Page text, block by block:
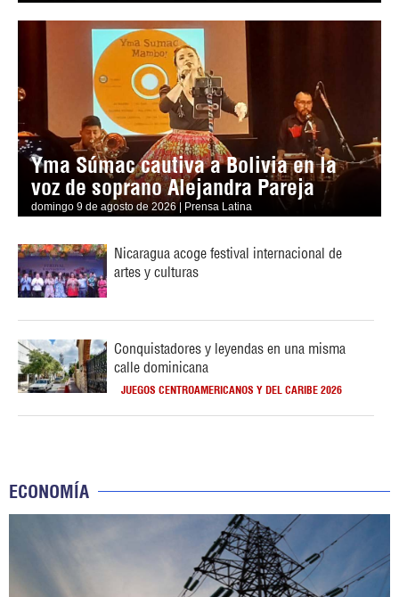
Yma Súmac cautiva a Bolivia en la
voz de soprano Alejandra Pareja
domingo 9 de agosto de 2026 | Prensa Latina
Nicaragua acoge festival internacional de
artes y culturas
Conquistadores y leyendas en una misma
calle dominicana
JUEGOS CENTROAMERICANOS Y DEL CARIBE 2026
ECONOMÍA